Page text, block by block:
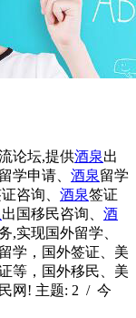
论坛,提供酒泉出
留学申请、 酒泉留学
咨询、 酒泉签证
出国移民咨询、 酒
,实现国外留学、
学，国外签证、美
等，国外移民、美
网! 主题: 2 / 今